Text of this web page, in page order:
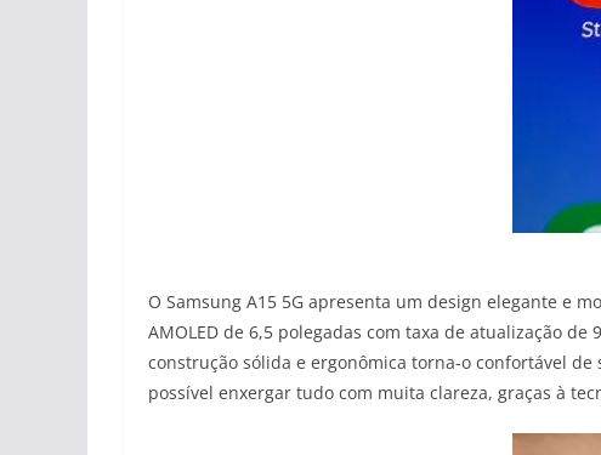
O Samsung A15 5G apresenta um design elegante e
AMOLED de 6,5 polegadas com taxa de atualização
construção sólida e ergonômica torna-o confortável
possível enxergar tudo com muita clareza, graças à